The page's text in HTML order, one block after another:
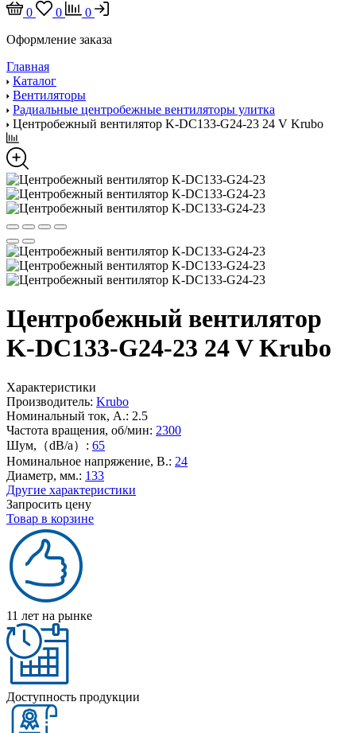
0
0
0
Оформление заказа
Главная
Каталог
Вентиляторы
Радиальные центробежные вентиляторы улитка
Центробежный вентилятор K-DC133-G24-23 24 V Krubo
Центробежный вентилятор
K-DC133-G24-23 24 V Krubo
Характеристики
Производитель: Krubo
Номинальный ток, А.: 2.5
Частота вращения, об/мин: 2300
Шум,（dB/a）: 65
Номинальное напряжение, В.: 24
Диаметр, мм.: 133
Другие характеристики
Запросить цену
Товар в корзине
11 лет на рынке
Доступность продукции